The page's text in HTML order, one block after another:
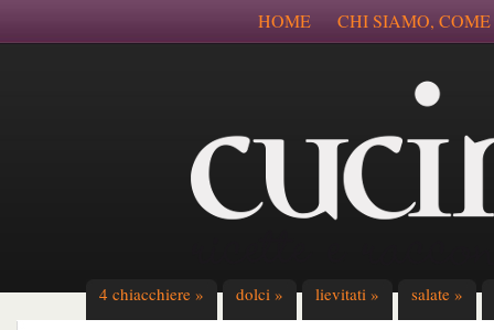
HOME CHI SIAMO,
4 chiacchiere » dolci » lievitati » salate »